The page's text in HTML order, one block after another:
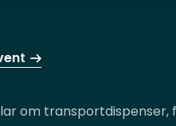
om transportdispenser,